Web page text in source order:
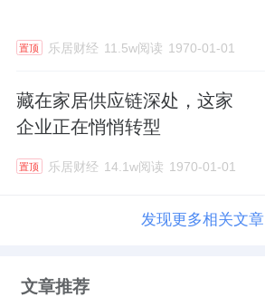
置顶 乐居财经 11.5w阅读 1970-01-01
藏在家居供应链深处，这家
企业正在悄悄转型
置顶 乐居财经 14.1w阅读 1970-01-01
发现更多相关文章
文章推荐